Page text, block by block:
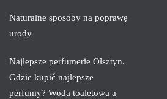
Naturalne sposoby na poprawę
urody
Najlepsze perfumerie Olsztyn.
Gdzie kupić najlepsze
perfumy? Woda toaletowa a